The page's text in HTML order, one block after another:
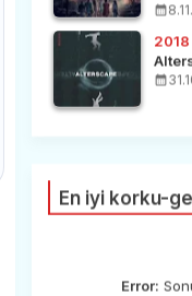
2018
En iyi korku-
Error: